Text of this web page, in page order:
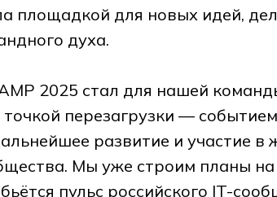
площадкой для новых идей,
духа.
2025 стал для нашей
точкой перезагрузки —
развитие и участие в
Мы уже строим планы
пульс российского IT-